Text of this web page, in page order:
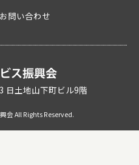
お問い合わせ
日土地山下町ビル9階
会 All Rights Reserved.